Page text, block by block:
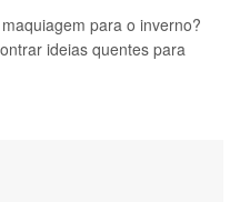
para o inverno?
ideias quentes para